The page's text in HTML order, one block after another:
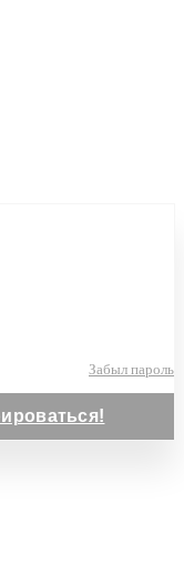
Забыл пароль